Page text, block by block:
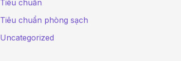
Tiêu chuẩn
Tiêu chuẩn phòng sạch
Uncategorized